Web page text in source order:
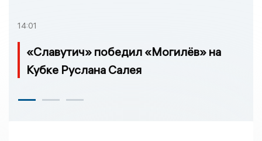
14:01
«Славутич» победил «Могилёв» на
Кубке Руслана Салея